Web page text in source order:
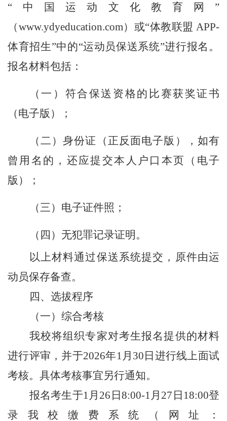
“中国运动文化教育网”
（www.ydyeducation.com）或“体教联盟 APP-
体育招生”中的“运动员保送系统”进行报名。
报名材料包括：
（一）符合保送资格的比赛获奖证书
（电子版）；
（二）身份证（正反面电子版），如有
曾用名的，还应提交本人户口本页（电子
版）；
（三）电子证件照；
（四）无犯罪记录证明。
以上材料通过保送系统提交，原件由运
动员保存备查。
四、选拔程序
（一）综合考核
我校将组织专家对考生报名提供的材料
进行评审，并于2026年1月30日进行线上面试
考核。具体考核事宜另行通知。
报名考生于1月26日8:00-1月27日18:00登
录我校缴费系统（网址：